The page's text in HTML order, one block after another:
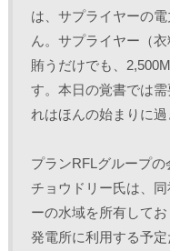
は、サプライヤーの
ん。サプライヤー（
賄うだけでも、
す。本日の覚書では
れはほんの始まりに過
プランRFLグループの
チョウドリー氏は、
ーの水域を所有して
発電所に利用する予定